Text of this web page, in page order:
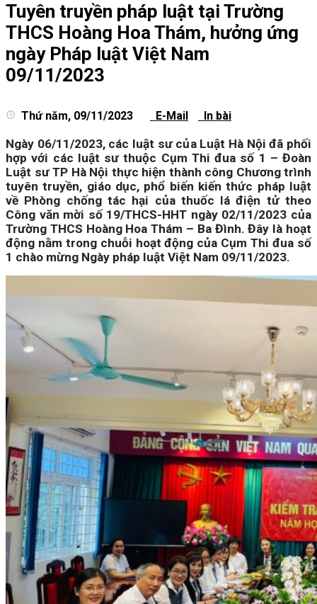
Tuyên truyền pháp luật tại Trường
THCS Hoàng Hoa Thám, hưởng ứng
ngày Pháp luật Việt Nam
09/11/2023
Thứ năm, 09/11/2023 E-Mail In bài
Ngày 06/11/2023, các luật sư của Luật Hà Nội đã phối
hợp với các luật sư thuộc Cụm Thi đua số 1 – Đoàn
Luật sư TP Hà Nội thực hiện thành công Chương trình
tuyên truyền, giáo dục, phổ biến kiến thức pháp luật
về Phòng chống tác hại của thuốc lá điện tử theo
Công văn mời số 19/THCS-HHT ngày 02/11/2023 của
Trường THCS Hoàng Hoa Thám – Ba Đình. Đây là hoạt
động nằm trong chuỗi hoạt động của Cụm Thi đua số
1 chào mừng Ngày pháp luật Việt Nam 09/11/2023.